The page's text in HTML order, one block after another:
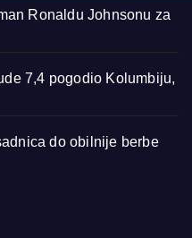
Ronaldu Johnsonu za
7,4 pogodio Kolumbiju,
do obilnije berbe